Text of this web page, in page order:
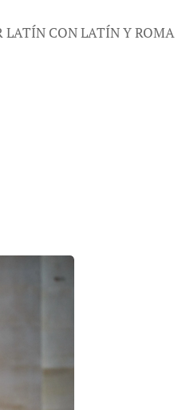
LATÍN CON LATÍN Y ROMA